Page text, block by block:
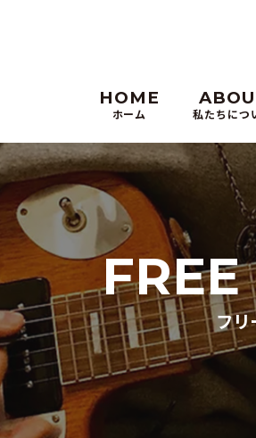
HOME
ホーム 私たちにつ
FREE
フ